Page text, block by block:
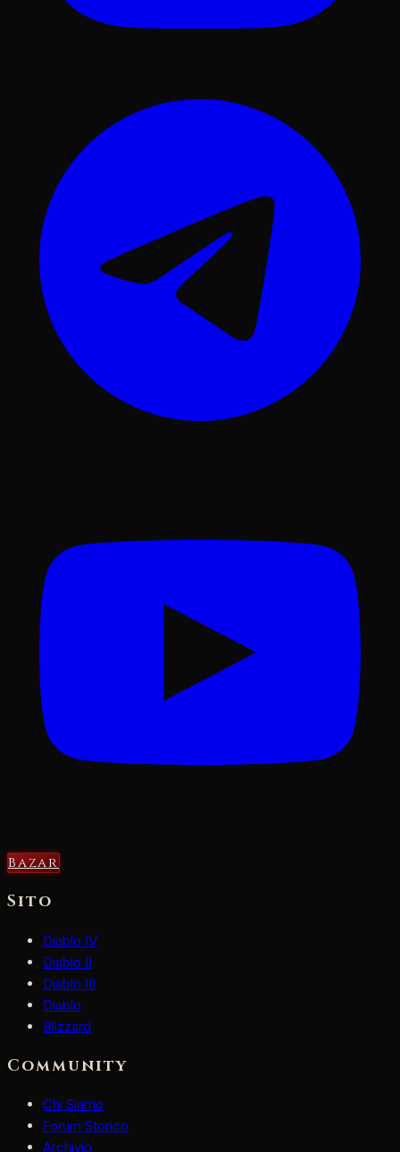
Bazar
Sito
Diablo IV
Diablo II
Diablo III
Diablo
Blizzard
Community
Chi Siamo
Forum Storico
Archivio